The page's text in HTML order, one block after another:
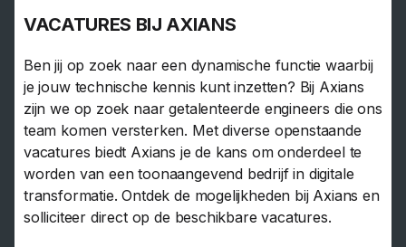
VACATURES BIJ AXIANS
Ben jij op zoek naar een dynamische functie waarbij
je jouw technische kennis kunt inzetten? Bij Axians
zijn we op zoek naar getalenteerde engineers die ons
team komen versterken. Met diverse openstaande
vacatures biedt Axians je de kans om onderdeel te
worden van een toonaangevend bedrijf in digitale
transformatie. Ontdek de mogelijkheden bij Axians en
solliciteer direct op de beschikbare vacatures.